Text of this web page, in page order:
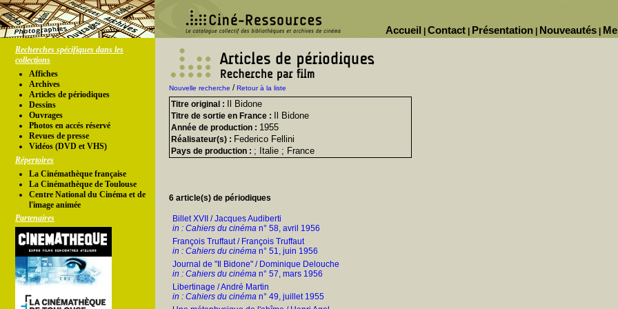
Nouveautés
Présentation
Contact
Accueil
Recherches spécifiques dans les
collections
Affiches
Archives
Articles de périodiques
Dessins
Ouvrages
Photos en accés réservé
Revues de presse
Vidéos (DVD et VHS)
Répertoires
La Cinémathèque française
La Cinémathèque de Toulouse
Centre National du Cinéma et de
l'image animée
Partenaires
Nouvelle recherche /Retour à la liste
Titre original : Il Bidone
Titre de sortie en France : Il Bidone
Année de production : 1955
Réalisateur(s) : Federico Fellini
Pays de production : ; Italie ; France
6 article(s) de périodiques
Billet XVII / Jacques Audiberti
in : Cahiers du cinéma n° 58, avril 1956
François Truffaut / François Truffaut
in : Cahiers du cinéma n° 51, juin 1956
Journal de "Il Bidone" / Dominique Delouche
in : Cahiers du cinéma n° 57, mars 1956
Libertinage / André Martin
in : Cahiers du cinéma n° 49, juillet 1955